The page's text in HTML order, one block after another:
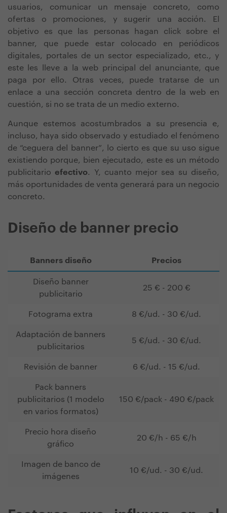
usuarios, comunicar un mensaje concreto, como
ofertas o promociones, y sugerir una acción. El
objetivo es que las personas hagan click sobre el
banner, que puede estar colocado en periódicos
digitales, portales de un sector especializado, etc., y
este les lleve a la web principal del anunciante, que
paga por ello. Otras veces, puede tratarse de un
enlace a una sección concreta dentro de la web en
cuestión, si no se trata de un medio externo.
Aunque estemos acostumbrados a su presencia e,
incluso, haya sido observado y estudiado el fenómeno
de “ceguera del banner”, lo cierto es que su uso sigue
existiendo porque, bien ejecutado, este es un método
publicitario efectivo. Y, cuanto mejor sea su diseño,
más oportunidades de venta generará para un negocio
concreto.
Diseño de banner precio
Banners diseño Precios
Diseño banner
publicitario
25 € - 200 €
Fotograma extra 8 €/ud. - 30 €/ud.
Adaptación de banners
publicitarios
5 €/ud. - 30 €/ud.
Revisión de banner 6 €/ud. - 15 €/ud.
Pack banners
publicitarios (1 modelo
en varios formatos)
150 €/pack - 490 €/pack
Precio hora diseño
gráfico
20 €/h - 65 €/h
Imagen de banco de
imágenes
10 €/ud. - 30 €/ud.